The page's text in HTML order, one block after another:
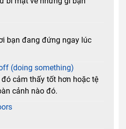
bạn đang đứng ngay lúc
(doing something)
cảm thấy tốt hơn hoặc tệ
cảnh nào đó.